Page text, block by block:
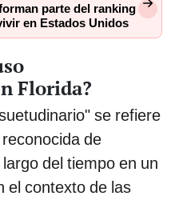
parte del ranking
en Estados Unidos
Florida?
se refiere
de
del tiempo en un
el contexto de las